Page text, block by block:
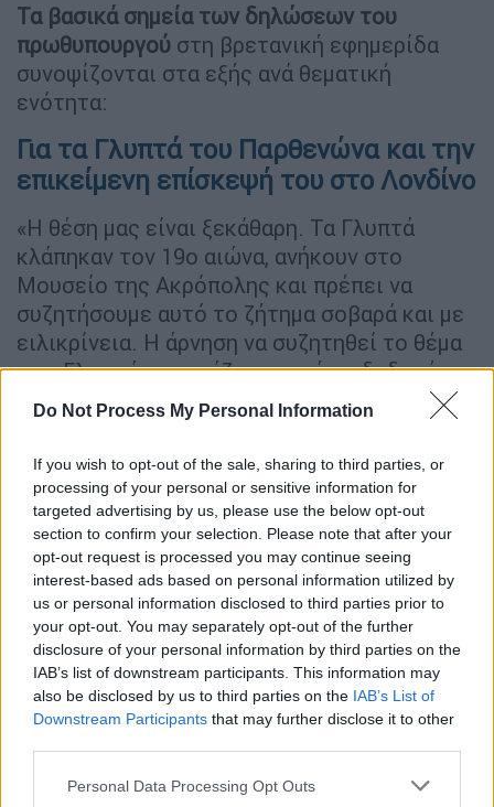
Do Not Process My Personal Information
If you wish to opt-out of the sale, sharing to third parties, or
processing of your personal or sensitive information for
targeted advertising by us, please use the below opt-out
section to confirm your selection. Please note that after your
opt-out request is processed you may continue seeing
interest-based ads based on personal information utilized by
us or personal information disclosed to third parties prior to
your opt-out. You may separately opt-out of the further
disclosure of your personal information by third parties on the
IAB’s list of downstream participants. This information may
also be disclosed by us to third parties on the IAB’s List of
Downstream Participants that may further disclose it to other
Please note that this website/app uses one or more Google
Personal Data Processing Opt Outs
Τα βασικά σημεία των δηλώσεων του
πρωθυπουργού στη βρετανική εφημερίδα
συνοψίζονται στα εξής ανά θεματική
ενότητα:
Για τα Γλυπτά του Παρθενώνα και την
επικείμενη επίσκεψή του στο Λονδίνο
«Η θέση μας είναι ξεκάθαρη. Τα Γλυπτά
κλάπηκαν τον 19ο αιώνα, ανήκουν στο
Μουσείο της Ακρόπολης και πρέπει να
συζητήσουμε αυτό το ζήτημα σοβαρά και με
ειλικρίνεια. Η άρνηση να συζητηθεί το θέμα
των Γλυπτών φαντάζει σε εμένα -δεδομένων
των όσων έχουν συμβεί όσον αφορά την
επιστροφή πολιτιστικών θησαυρών- ως μία
αναχρονιστική προσέγγιση».
«Πρέπει να έχεις τη δυνατότητα να
εκτιμήσεις την ομορφιά του μνημείου στην
πληρότητά του. Δεν μιλάμε απλώς για
οποιοδήποτε μνημείο, μιλάμε για ένα
μνημείο που ουσιαστικά έχει «κοπεί» στα
δύο, το μισό βρίσκεται στην Αθήνα και το
άλλο μισό βρίσκεται στο Βρετανικό
Μουσείο. Επομένως, μιλάμε για την
αποκατάσταση της ολότητας του μνημείου».
ΔΙΑΒΑΣΤΕ ΕΠΙΣΗΣ